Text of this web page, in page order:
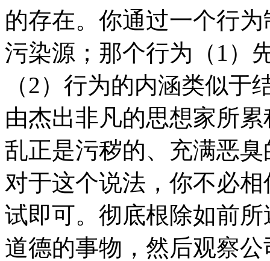
的存在。你通过一个行
污染源；那个行为（1）
（2）行为的内涵类似
由杰出非凡的思想家所
乱正是污秽的、充满恶
对于这个说法，你不必
试即可。彻底根除如前
道德的事物，然后观察